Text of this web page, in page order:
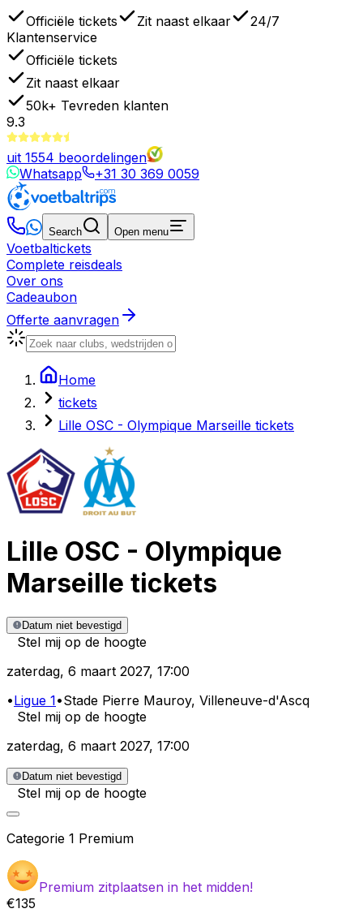
Officiële tickets Zit naast elkaar
24/7
Klantenservice
Officiële tickets
Zit naast elkaar
50k+ Tevreden klanten
9.3
uit 1554 beoordelingen
Whatsapp
+31 30 369 0059
Search Open menu
Voetbaltickets
Complete reisdeals
Over ons
Cadeaubon
Offerte aanvragen
Home
tickets
Lille OSC - Olympique Marseille tickets
Lille OSC - Olympique
Marseille tickets
Datum niet bevestigd
Stel mij op de hoogte
zaterdag, 6 maart 2027, 17:00
•Ligue 1•Stade Pierre Mauroy, Villeneuve-d'Ascq
Stel mij op de hoogte
zaterdag, 6 maart 2027, 17:00
Datum niet bevestigd
Stel mij op de hoogte
Categorie 1 Premium
Premium zitplaatsen in het midden!
€135